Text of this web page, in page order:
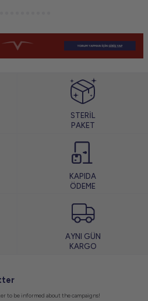
STERİL
PAKET
KAPIDA
ÖDEME
AYNI GÜN
KARGO
to be informed about the campaigns!